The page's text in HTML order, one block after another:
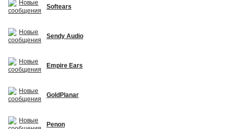
Softears
Sendy Audio
Empire Ears
GoldPlanar
Penon